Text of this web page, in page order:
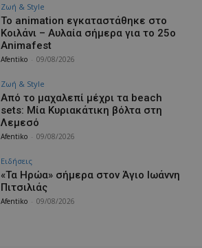
Ζωή & Style
Το animation εγκαταστάθηκε στο
Κοιλάνι – Αυλαία σήμερα για το 25ο
Animafest
Afentiko 09/08/2026
Ζωή & Style
Από το μαχαλεπί μέχρι τα beach
sets: Μία Κυριακάτικη βόλτα στη
Λεμεσό
Afentiko 09/08/2026
Ειδήσεις
«Τα Ηρώα» σήμερα στον Άγιο Ιωάννη
Πιτσιλιάς
Afentiko 09/08/2026